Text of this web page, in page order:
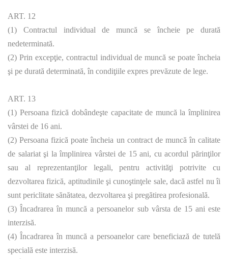
ART. 12
(1) Contractul individual de muncă se încheie pe durată
nedeterminată.
(2) Prin excepţie, contractul individual de muncă se poate încheia
şi pe durată determinată, în condiţiile expres prevăzute de lege.
ART. 13
(1) Persoana fizică dobândeşte capacitate de muncă la împlinirea
vârstei de 16 ani.
(2) Persoana fizică poate încheia un contract de muncă în calitate
de salariat şi la împlinirea vârstei de 15 ani, cu acordul părinţilor
sau al reprezentanţilor legali, pentru activităţi potrivite cu
dezvoltarea fizică, aptitudinile şi cunoştinţele sale, dacă astfel nu îi
sunt periclitate sănătatea, dezvoltarea şi pregătirea profesională.
(3) Încadrarea în muncă a persoanelor sub vârsta de 15 ani este
interzisă.
(4) Încadrarea în muncă a persoanelor care beneficiază de tutelă
specială este interzisă.